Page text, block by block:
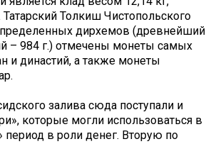
Толкиш Чистопольского
дирхемов (древнейший
– 984 г.) отмечены монеты самых
и династий, а также монеты
залива сюда поступали и
которые могли использоваться в
период в роли денег. Вторую по